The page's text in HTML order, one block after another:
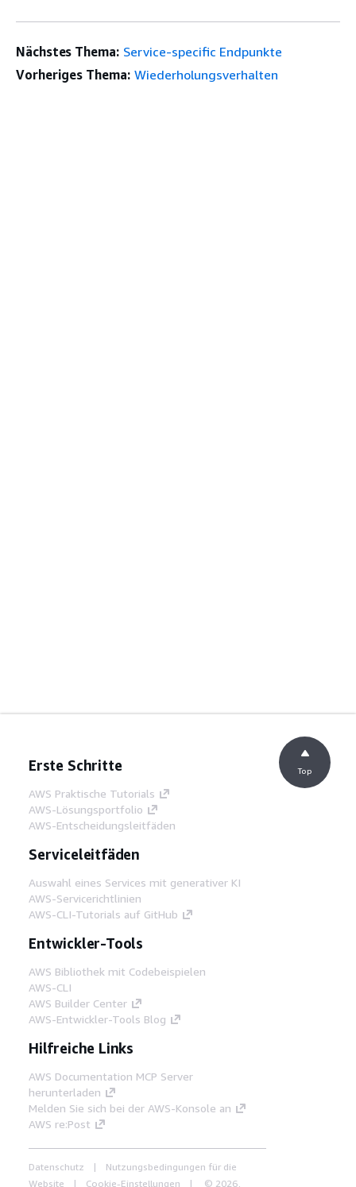
Nächstes Thema: Service-specific Endpunkte
Vorheriges Thema: Wiederholungsverhalten
Erste Schritte
AWS Praktische Tutorials
AWS-Lösungsportfolio
AWS-Entscheidungsleitfäden
Serviceleitfäden
Auswahl eines Services mit generativer KI
AWS-Servicerichtlinien
AWS-CLI-Tutorials auf GitHub
Entwickler-Tools
AWS Bibliothek mit Codebeispielen
AWS-CLI
AWS Builder Center
AWS-Entwickler-Tools Blog
Hilfreiche Links
AWS Documentation MCP Server
herunterladen
Melden Sie sich bei der AWS-Konsole an
AWS re:Post
Datenschutz
Nutzungsbedingungen für die
Website
Cookie-Einstellungen © 2026,
Top